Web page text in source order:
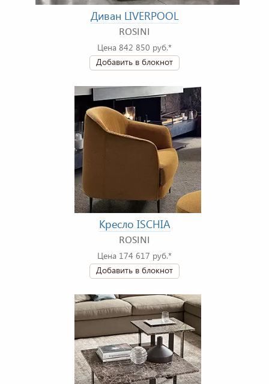
Диван LIVERPOOL
ROSINI
Цена 842 850 руб.*
Добавить в блокнот
Кресло ISCHIA
ROSINI
Цена 174 617 руб.*
Добавить в блокнот